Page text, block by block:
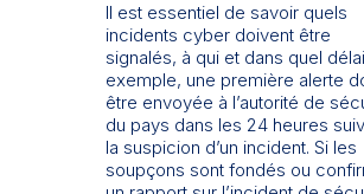
Il est essentiel de savoir quels
incidents cyber doivent être
signalés, à qui et dans quel
exemple, une première alerte
être envoyée à l’autorité de
du pays dans les 24 heures
la suspicion d’un incident. Si les
soupçons sont fondés ou